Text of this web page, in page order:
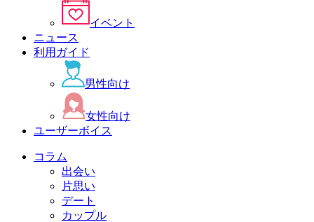
イベント
ニュース
利用ガイド
男性向け
女性向け
ユーザーボイス
コラム
出会い
片思い
デート
カップル